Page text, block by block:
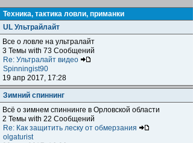
Техника, тактика ловли, приманки
UL Ультрайлайт
Все о ловле на ультралайт
3 Темы with 73 Сообщений
Re: Ультралайт видео
Spinningist90
19 апр 2017, 17:28
Зимний спиннинг
Всё о зимнем спиннинге в Орловской области
2 Темы with 22 Сообщений
Re: Как защитить леску от обмерзания
olgaturist